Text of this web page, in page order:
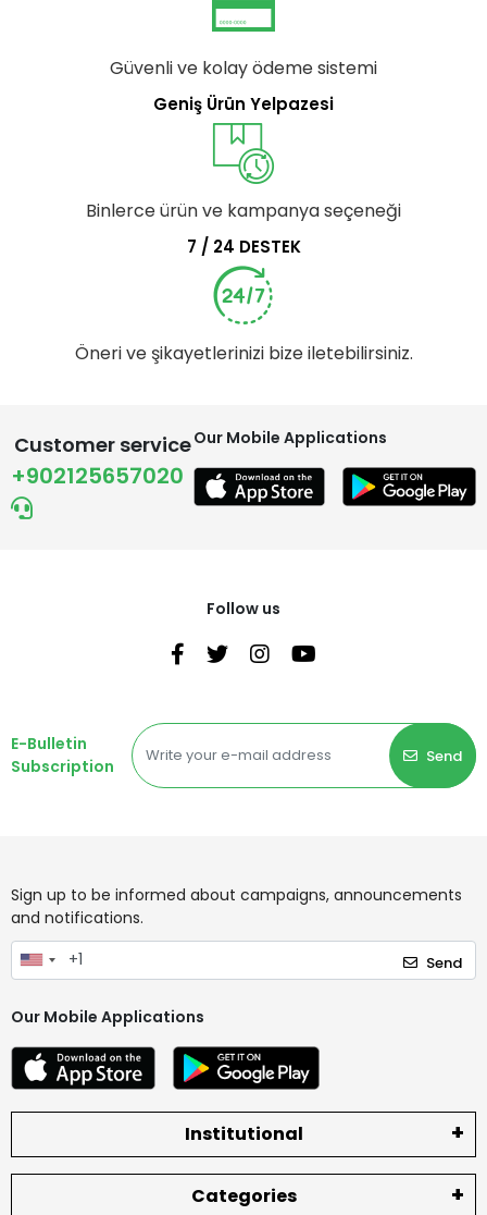
Güvenli ve kolay ödeme sistemi
Geniş Ürün Yelpazesi
Binlerce ürün ve kampanya seçeneği
7 / 24 DESTEK
Öneri ve şikayetlerinizi bize iletebilirsiniz.
Customer service
+902125657020
Our Mobile Applications
Follow us
E-Bulletin
Subscription
Send
Sign up to be informed about campaigns, announcements
and notifications.
Send
Our Mobile Applications
Institutional
Categories